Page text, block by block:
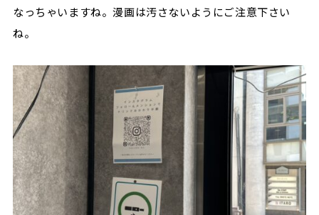
なっちゃいますね。漫画は汚さないようにご注意下さい
ね。